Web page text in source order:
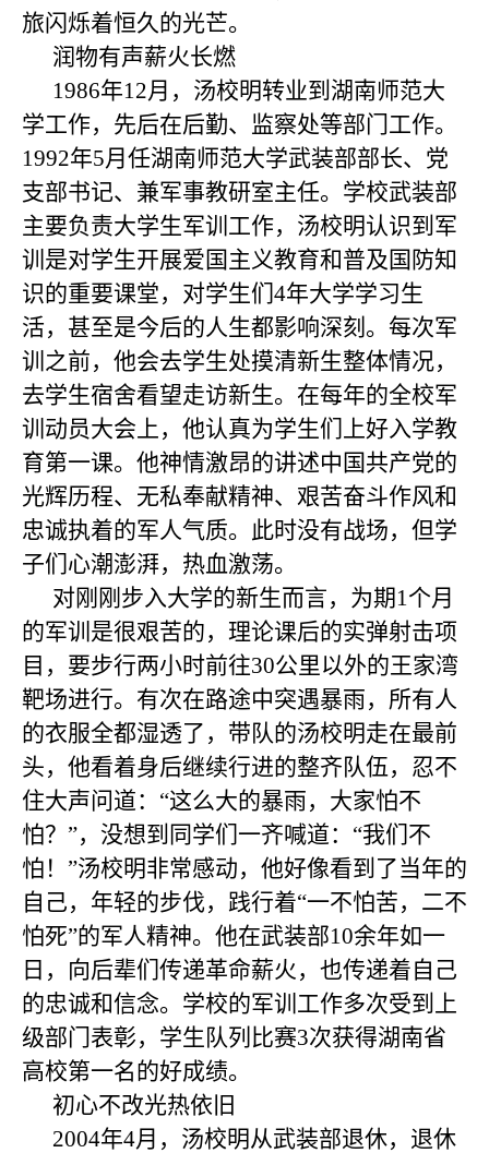
旅闪烁着恒久的光芒。
润物有声薪火长燃
1986年12月，汤校明转业到湖南师范大
学工作，先后在后勤、监察处等部门工作。
1992年5月任湖南师范大学武装部部长、党
支部书记、兼军事教研室主任。学校武装部
主要负责大学生军训工作，汤校明认识到军
训是对学生开展爱国主义教育和普及国防知
识的重要课堂，对学生们4年大学学习生
活，甚至是今后的人生都影响深刻。每次军
训之前，他会去学生处摸清新生整体情况，
去学生宿舍看望走访新生。在每年的全校军
训动员大会上，他认真为学生们上好入学教
育第一课。他神情激昂的讲述中国共产党的
光辉历程、无私奉献精神、艰苦奋斗作风和
忠诚执着的军人气质。此时没有战场，但学
子们心潮澎湃，热血激荡。
对刚刚步入大学的新生而言，为期 1个月
的军训是很艰苦的，理论课后的实弹射击项
目，要步行两小时前往30公里以外的王家湾
靶场进行。有次在路途中突遇暴雨，所有人
的衣服全都湿透了，带队的汤校明走在最前
头，他看着身后继续行进的整齐队伍，忍不
住大声问道：“这么大的暴雨，大家怕不
怕？”，没想到同学们一齐喊道：“我们不
怕！”汤校明非常感动，他好像看到了当年的
自己，年轻的步伐，践行着“一不怕苦，二不
怕死”的军人精神。他在武装部10余年如一
日，向后辈们传递革命薪火，也传递着自己
的忠诚和信念。学校的军训工作多次受到上
级部门表彰，学生队列比赛3次获得湖南省
高校第一名的好成绩。
初心不改光热依旧
2004年4月，汤校明从武装部退休，退休